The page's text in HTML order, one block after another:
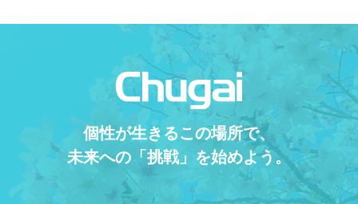
個性が生きるこの場所で、
未来への「挑戦」を始めよう。